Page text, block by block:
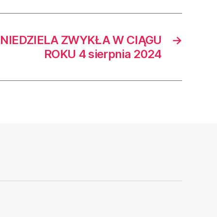
→
ZWYKŁA W CIĄGU
ROKU 4 sierpnia 2024